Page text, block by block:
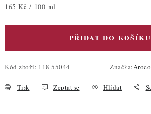
Měrná cena:
165 Kč / 100 ml
PŘIDAT DO KOŠÍKU
Kód zboží: 118-55044 Značka:
Tisk Zeptat se Hlídat